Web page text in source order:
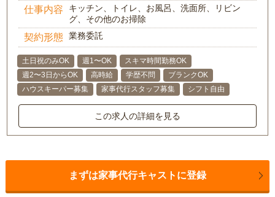
仕事内容
キッチン、トイレ、お風呂、洗面所、リビン
グ、その他のお掃除
契約形態 業務委託
土日祝のみOK 週1〜OK
スキマ時間勤務OK
週2〜3日からOK
高時給 学歴不問
ブランクOK
ハウスキーパー募集
家事代行スタッフ募集 シフト自由
この求人の詳細を見る
まずは家事代行キャストに登録